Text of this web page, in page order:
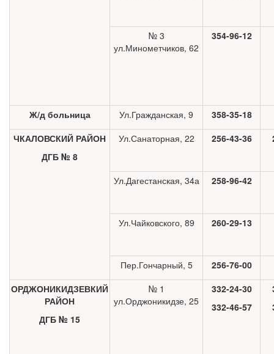
№ 3
ул.Минометчиков, 62
354-96-12
Ж/д больница Ул.Гражданская, 9
358-35-18
ЧКАЛОВСКИЙ РАЙОН
ДГБ № 8
Ул.Санаторная, 22 256-43-36
Ул.Дагестанская, 34а 258-96-42
Ул.Чайковского, 89 260-29-13
Пер.Гончарный, 5
256-76-00
ОРДЖОНИКИДЗЕВКИЙ
РАЙОН
ДГБ № 15
№ 1
ул.Орджоникидзе, 25
332-24-30
332-46-57